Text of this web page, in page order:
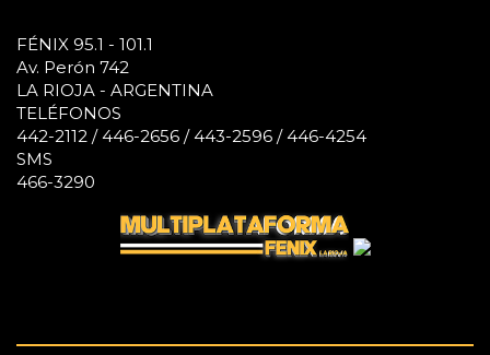
FÉNIX 95.1 - 101.1
Av. Perón 742
LA RIOJA - ARGENTINA
TELÉFONOS
442-2112 / 446-2656 / 443-2596 / 446-4254
SMS
466-3290